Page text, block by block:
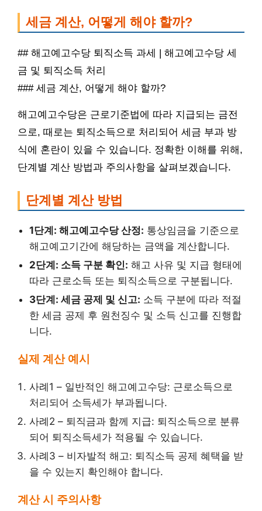
세금 계산, 어떻게 해야 할까?
## 해고예고수당 퇴직소득 과세 | 해고예고수당 세
금 및 퇴직소득 처리
### 세금 계산, 어떻게 해야 할까?
해고예고수당은 근로기준법에 따라 지급되는 금전
으로, 때로는 퇴직소득으로 처리되어 세금 부과 방
식에 혼란이 있을 수 있습니다. 정확한 이해를 위해,
단계별 계산 방법과 주의사항을 살펴보겠습니다.
단계별 계산 방법
1단계: 해고예고수당 산정: 통상임금을 기준으로
해고예고기간에 해당하는 금액을 계산합니다.
2단계: 소득 구분 확인: 해고 사유 및 지급 형태에
따라 근로소득 또는 퇴직소득으로 구분됩니다.
3단계: 세금 공제 및 신고: 소득 구분에 따라 적절
한 세금 공제 후 원천징수 및 소득 신고를 진행합
니다.
실제 계산 예시
사례1 – 일반적인 해고예고수당: 근로소득으로
처리되어 소득세가 부과됩니다.
사례2 – 퇴직금과 함께 지급: 퇴직소득으로 분류
되어 퇴직소득세가 적용될 수 있습니다.
사례3 – 비자발적 해고: 퇴직소득 공제 혜택을 받
을 수 있는지 확인해야 합니다.
계산 시 주의사항